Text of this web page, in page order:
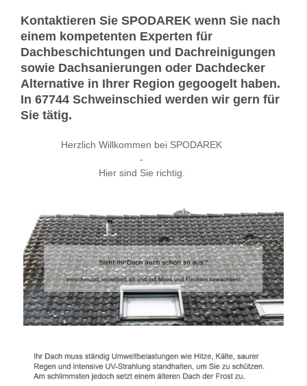
Kontaktieren Sie SPODAREK wenn Sie nach
einem kompetenten Experten für
Dachbeschichtungen und Dachreinigungen
sowie Dachsanierungen oder Dachdecker
Alternative in Ihrer Region gegoogelt haben.
In 67744 Schweinschied werden wir gern für
Sie tätig.
Herzlich Willkommen bei SPODAREK
-
Hier sind Sie richtig.